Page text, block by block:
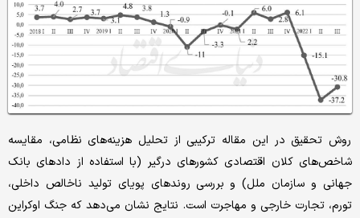
روش تحقیق در این مقاله ترکیبی از تحلیل هزینه‌های نظامی، مقایسه
شاخص‌های کلان اقتصادی کشورهای درگیر (با استفاده از دادهای بانک
جهانی و سازمان ملل) و بررسی روندهای پویای تولید ناخالص داخلی،
تورم، تجارت خارجی و مهاجرت است. نتایج نشان می‌دهد که جنگ اوکراین